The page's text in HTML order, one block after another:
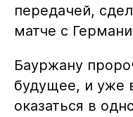
передачей,
матче с
Бауржану
будущее, и уже
оказаться в